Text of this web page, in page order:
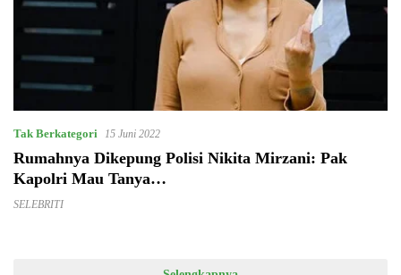
Tak Berkategori 15 Juni 2022
Rumahnya Dikepung Polisi Nikita Mirzani: Pak
Kapolri Mau Tanya…
SELEBRITI